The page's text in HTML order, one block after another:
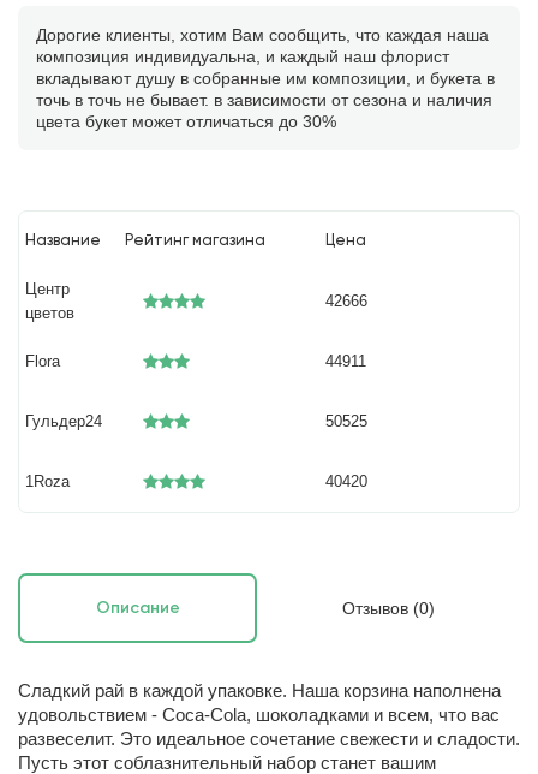
Дорогие клиенты, хотим Вам сообщить, что каждая наша
композиция индивидуальна, и каждый наш флорист
вкладывают душу в собранные им композиции, и букета в
точь в точь не бывает. в зависимости от сезона и наличия
цвета букет может отличаться до 30%
Название Рейтинг магазина Цена
Центр
цветов
42666
Flora 44911
Гульдер24 50525
1Roza 40420
Описание Отзывов (0)
Сладкий рай в каждой упаковке. Наша корзина наполнена
удовольствием - Coca-Cola, шоколадками и всем, что вас
развеселит. Это идеальное сочетание свежести и сладости.
Пусть этот соблазнительный набор станет вашим